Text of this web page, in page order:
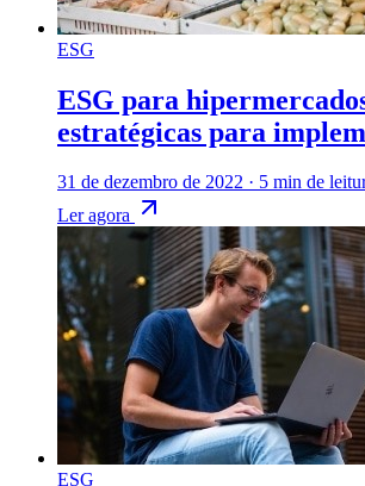
ESG
ESG para
estratégicas para
31 de dezembro de 2022 · 5 min de
Ler agora
ESG